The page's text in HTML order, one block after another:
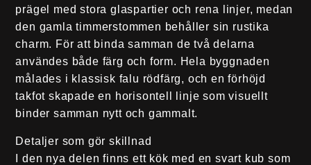
prägel med stora glaspartier och rena linjer, medan
den gamla timmerstommen behåller sin rustika
charm. För att binda samman de två delarna
användes både färg och form. Hela byggnaden
målades i klassisk falu rödfärg, och en förhöjd
takfot skapade en horisontell linje som visuellt
binder samman nytt och gammalt.
Detaljer som gör skillnad
I den nya delen finns ett kök med en svart kub som